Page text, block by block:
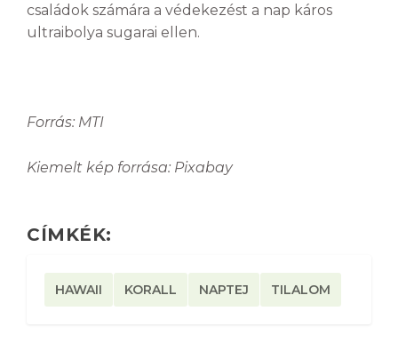
családok számára a védekezést a nap káros
ultraibolya sugarai ellen.
Forrás: MTI
Kiemelt kép forrása: Pixabay
CÍMKÉK:
HAWAII KORALL NAPTEJ TILALOM